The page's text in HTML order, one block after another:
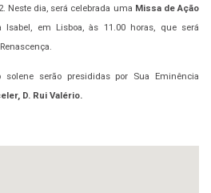
Neste dia, será celebrada uma Missa de Ação
em Lisboa, às 11.00 horas, que será
serão presididas por Sua Eminência
D. Rui Valério.